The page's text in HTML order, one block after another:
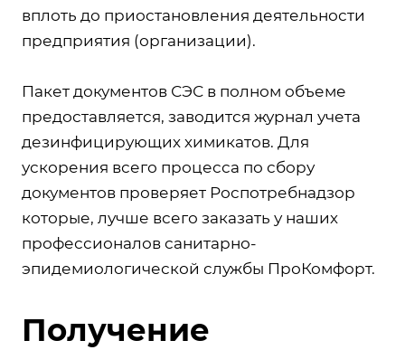
вплоть до приостановления деятельности
предприятия (организации).
Пакет документов СЭС в полном объеме
предоставляется, заводится журнал учета
дезинфицирующих химикатов. Для
ускорения всего процесса по сбору
документов проверяет Роспотребнадзор
которые, лучше всего заказать у наших
профессионалов санитарно-
эпидемиологической службы ПроКомфорт.
Получение